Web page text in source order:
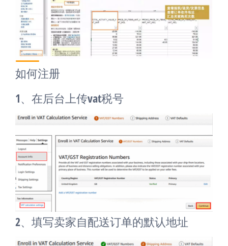
如何注册
1、在后台上传vat税号
2、填写卖家自配送订单的默认地址